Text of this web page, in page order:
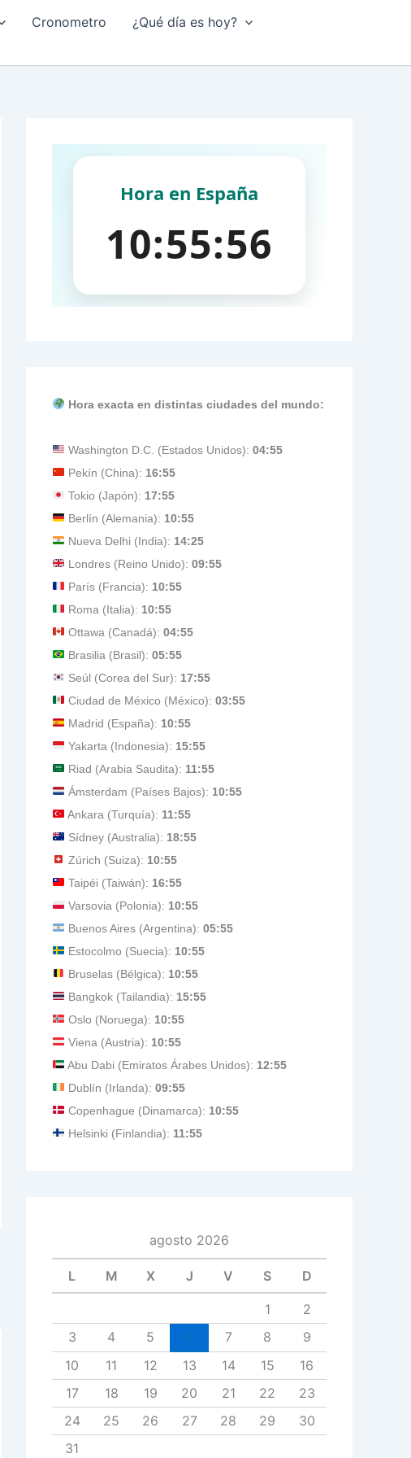
Cronometro
¿Qué día es hoy?
Hora exacta en distintas ciudades del mundo:
Washington D.C. (Estados Unidos): 04:55
Pekín (China): 16:55
Tokio (Japón): 17:55
Berlín (Alemania): 10:55
Nueva Delhi (India): 14:25
Londres (Reino Unido): 09:55
París (Francia): 10:55
Roma (Italia): 10:55
Ottawa (Canadá): 04:55
Brasilia (Brasil): 05:55
Seúl (Corea del Sur): 17:55
Ciudad de México (México): 03:55
Madrid (España): 10:55
Yakarta (Indonesia): 15:55
Riad (Arabia Saudita): 11:55
Ámsterdam (Países Bajos): 10:55
Ankara (Turquía): 11:55
Sídney (Australia): 18:55
Zúrich (Suiza): 10:55
Taipéi (Taiwán): 16:55
Varsovia (Polonia): 10:55
Buenos Aires (Argentina): 05:55
Estocolmo (Suecia): 10:55
Bruselas (Bélgica): 10:55
Bangkok (Tailandia): 15:55
Oslo (Noruega): 10:55
Viena (Austria): 10:55
Abu Dabi (Emiratos Árabes Unidos): 12:55
Dublín (Irlanda): 09:55
Copenhague (Dinamarca): 10:55
Helsinki (Finlandia): 11:55
agosto 2026
L M X J V S D
1
2
3
4 5 7 8
9
10
11 12 13 14 15
16
17
18 19 20 21 22
23
24
25 26 27 28 29
30
31